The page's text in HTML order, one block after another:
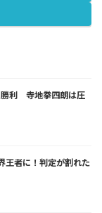
勝利 寺地拳四朗は圧
王者に！判定が割れた